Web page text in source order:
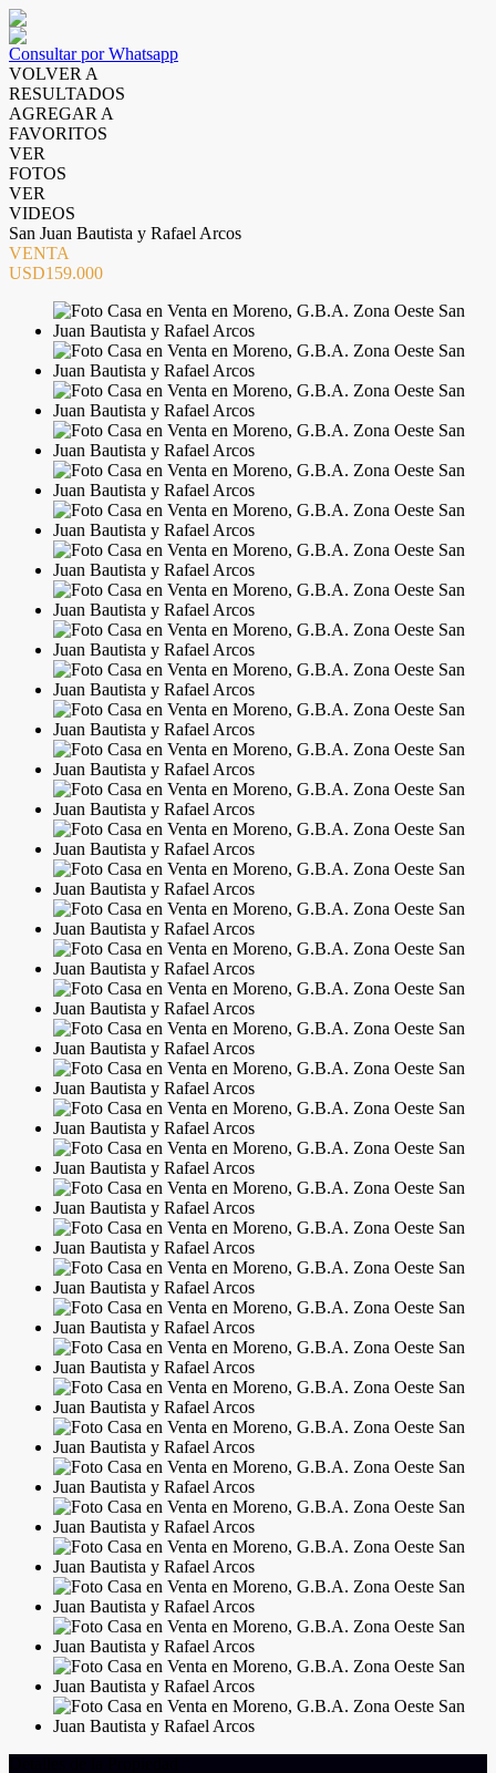
Consultar por Whatsapp
VOLVER A
RESULTADOS
AGREGAR A
FAVORITOS
VER
FOTOS
VER
VIDEOS
San Juan Bautista y Rafael Arcos
VENTA
USD159.000